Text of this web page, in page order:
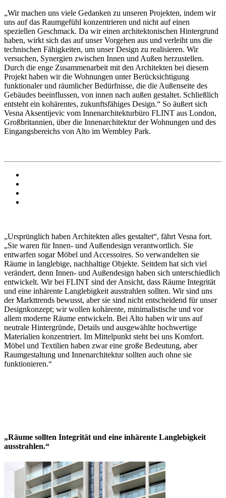
„Wir machen uns viele Gedanken zu unseren Projekten, indem wir
uns auf das Raumgefühl konzentrieren und nicht auf einen
speziellen Geschmack. Da wir einen architektonischen Hintergrund
haben, wirkt sich das auf unser Vorgehen aus und verleiht uns die
technischen Fähigkeiten, um unser Design zu realisieren. Wir
versuchen, Synergien zwischen Innen und Außen herzustellen.
Durch die enge Zusammenarbeit mit den Architekten bei diesem
Projekt haben wir die Wohnungen unter Berücksichtigung
funktionaler und räumlicher Bedürfnisse, die die Außenseite des
Gebäudes beeinflussen, von innen nach außen gestaltet. Schließlich
entsteht ein kohärentes, zukunftsfähiges Design.“ So äußert sich
Vesna Aksentijevic vom Innenarchitekturbüro FLINT aus London,
Großbritannien, über die Innenarchitektur der Wohnungen und des
Eingangsbereichs von Alto im Wembley Park.
„Ursprünglich haben Architekten alles gestaltet“, fährt Vesna fort.
„Sie waren für Innen- und Außendesign verantwortlich. Sie
entwarfen sogar Möbel und Accessoires. So verwandelten sie
Räume in langlebige, nachhaltige Objekte. Seitdem hat sich viel
verändert, denn Innen- und Außendesign haben sich unterschiedlich
entwickelt. Wir bei FLINT sind der Ansicht, dass Räume Integrität
und eine inhärente Langlebigkeit ausstrahlen sollten. Wir sind uns
der Markttrends bewusst, aber sie sind nicht entscheidend für unser
Designkonzept; wir wollen kohärente, minimalistische und vor
allem moderne Räume entwickeln. Bei Alto haben wir uns auf
neutrale Hintergründe, Details und ausgewählte hochwertige
Materialien konzentriert. Im Mittelpunkt steht bei uns Komfort.
Möbel und Textilien haben zwar eine große Bedeutung, aber
Raumgestaltung und Innenarchitektur sollten auch ohne sie
funktionieren.“
„Räume sollten Integrität und eine inhärente Langlebigkeit
ausstrahlen.“